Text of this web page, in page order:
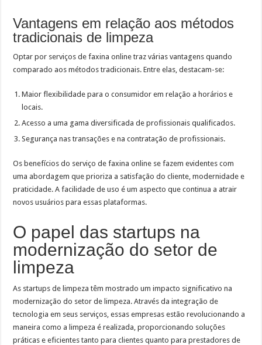
Vantagens em relação aos métodos
tradicionais de limpeza
Optar por serviços de faxina online traz várias vantagens quando
comparado aos métodos tradicionais. Entre elas, destacam-se:
Maior flexibilidade para o consumidor em relação a horários e
locais.
Acesso a uma gama diversificada de profissionais qualificados.
Segurança nas transações e na contratação de profissionais.
Os benefícios do serviço de faxina online se fazem evidentes com
uma abordagem que prioriza a satisfação do cliente, modernidade e
praticidade. A facilidade de uso é um aspecto que continua a atrair
novos usuários para essas plataformas.
O papel das startups na
modernização do setor de
limpeza
As startups de limpeza têm mostrado um impacto significativo na
modernização do setor de limpeza. Através da integração de
tecnologia em seus serviços, essas empresas estão revolucionando a
maneira como a limpeza é realizada, proporcionando soluções
práticas e eficientes tanto para clientes quanto para prestadores de